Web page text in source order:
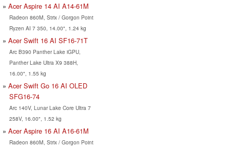
Acer Aspire 14 AI A14-61M
Radeon 860M, Strix / Gorgon Point
Ryzen AI 7 350, 14.00", 1.24 kg
Acer Swift 16 AI SF16-71T
Arc B390 Panther Lake iGPU,
Panther Lake Ultra X9 388H,
16.00", 1.55 kg
Acer Swift Go 16 AI OLED
SFG16-74
Arc 140V, Lunar Lake Core Ultra 7
258V, 16.00", 1.52 kg
Acer Aspire 16 AI A16-61M
Radeon 860M, Strix / Gorgon Point